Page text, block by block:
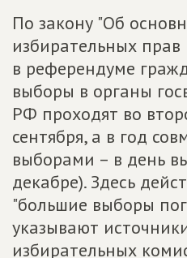
По закону "Об
избирательных
в референдуме
выборы в органы
РФ проходят во
сентября, а в год
выборами – в день
декабре). Здесь
"большие выборы
указывают
избирательных